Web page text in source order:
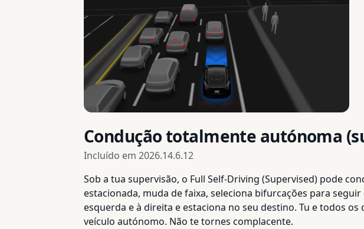
Condução totalmente autónoma
Incluído em 2026.14.6.12
Sob a tua supervisão, o Full Self-Driving (Supervised) pode
estacionada, muda de faixa, seleciona bifurcações para
esquerda e à direita e estaciona no seu destino. Tu e todos
veículo autónomo. Não te tornes complacente.